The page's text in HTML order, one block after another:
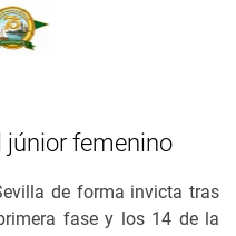
júnior femenino
de forma invicta tras
fase y los 14 de la